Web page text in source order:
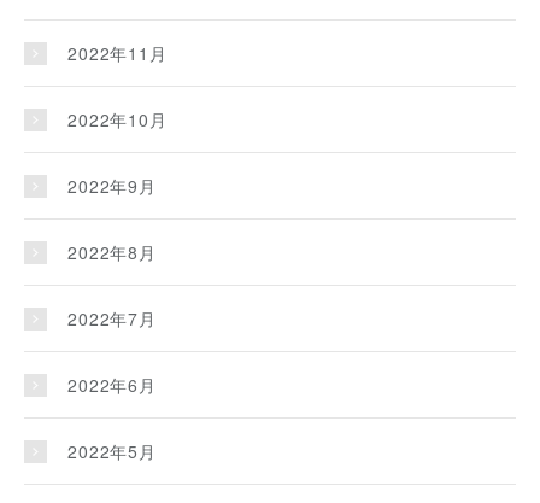
2022年11月
2022年10月
2022年9月
2022年8月
2022年7月
2022年6月
2022年5月